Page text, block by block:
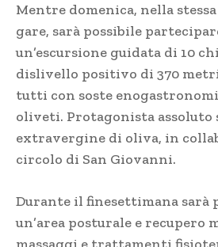
Mentre domenica, nella
gare, sarà possibile
un’escursione guidata di 10
dislivello positivo di 370
tutti con soste
oliveti. Protagonista assoluto
extravergine di oliva, in
circolo di San Giovanni.
Durante il finesettimana sarà
un’area posturale e recupero